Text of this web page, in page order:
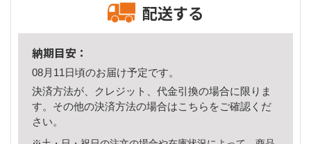
配送する
納期目安：
08月11日頃のお届け予定です。
決済方法が、クレジット、代金引換の場合に限りま
す。その他の決済方法の場合はこちら をご確認くだ
さい。